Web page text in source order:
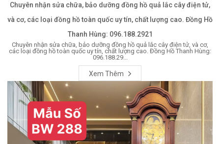
Chuyên nhận sửa chữa, bảo dưỡng đồng hồ quả lắc cây điện tử,
và cơ, các loại đồng hồ toàn quốc uy tín, chất lượng cao. Đồng Hồ
Thanh Hùng: 096.188.2921
Chuyên nhận sửa chữa, bảo dưỡng đồng hồ quả lắc cây điện tử, và cơ,
các loại đồng hồ toàn quốc uy tín, chất lượng cao. Đồng Hồ Thanh Hùng:
096.188.29...
Xem Thêm